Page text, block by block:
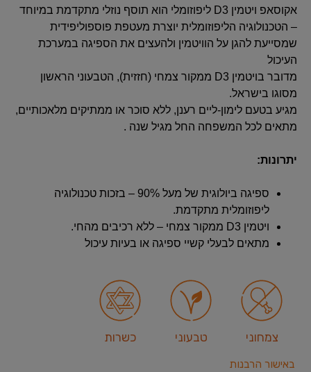
אקוסאפ ויטמין D3 ליפוזומלי הוא תוסף נוזלי מתקדמת במיוחד
– הטכנולוגיה הליפוזומלית יוצרת מעטפת פוספוליפידית
שמסייעת להגן על הוויטמין ולהעצים את הספיגה במערכת
העיכול
מדובר בויטמין D3 ממקור צמחי (חזזית), הטבעוני הראשון
מסוגו בישראל.
מגיע בטעם לימון-ליים רענן, ללא סוכר או ממתיקים מלאכותיים,
מתאים לכל המשפחה החל מגיל שנה .
יתרונות:
ספיגה ביולוגית של מעל 90% – בזכות טכנולוגיה
ליפוזומלית מתקדמת.
ויטמין D3 ממקור צמחי – ללא רכיבים מהחי.
מתאים לבעלי קשיי ספיגה או בעיות עיכול
צמחוני טבעוני כשרות
באישור הרבנות